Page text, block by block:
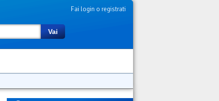
Fai login o registrati
Vai